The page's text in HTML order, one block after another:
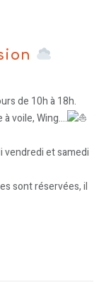
de 10h à 18h.
à voile, Wing….
vendredi et samedi
sont réservées, il